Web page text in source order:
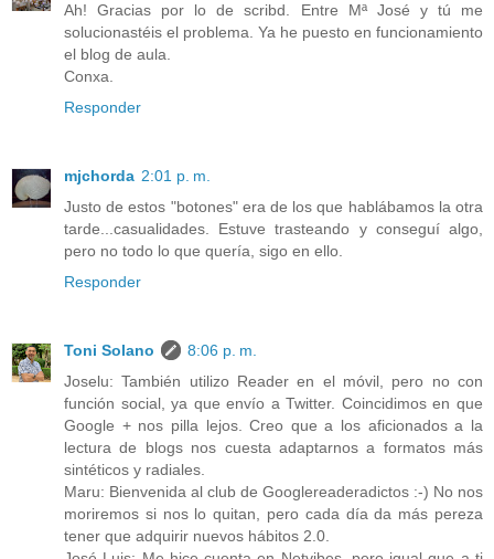
Ah! Gracias por lo de scribd. Entre Mª José y tú me
solucionastéis el problema. Ya he puesto en funcionamiento
el blog de aula.
Conxa.
Responder
mjchorda 2:01 p. m.
Justo de estos "botones" era de los que hablábamos la otra
tarde...casualidades. Estuve trasteando y conseguí algo,
pero no todo lo que quería, sigo en ello.
Responder
Toni Solano
8:06 p. m.
Joselu: También utilizo Reader en el móvil, pero no con
función social, ya que envío a Twitter. Coincidimos en que
Google + nos pilla lejos. Creo que a los aficionados a la
lectura de blogs nos cuesta adaptarnos a formatos más
sintéticos y radiales.
Maru: Bienvenida al club de Googlereaderadictos :-) No nos
moriremos si nos lo quitan, pero cada día da más pereza
tener que adquirir nuevos hábitos 2.0.